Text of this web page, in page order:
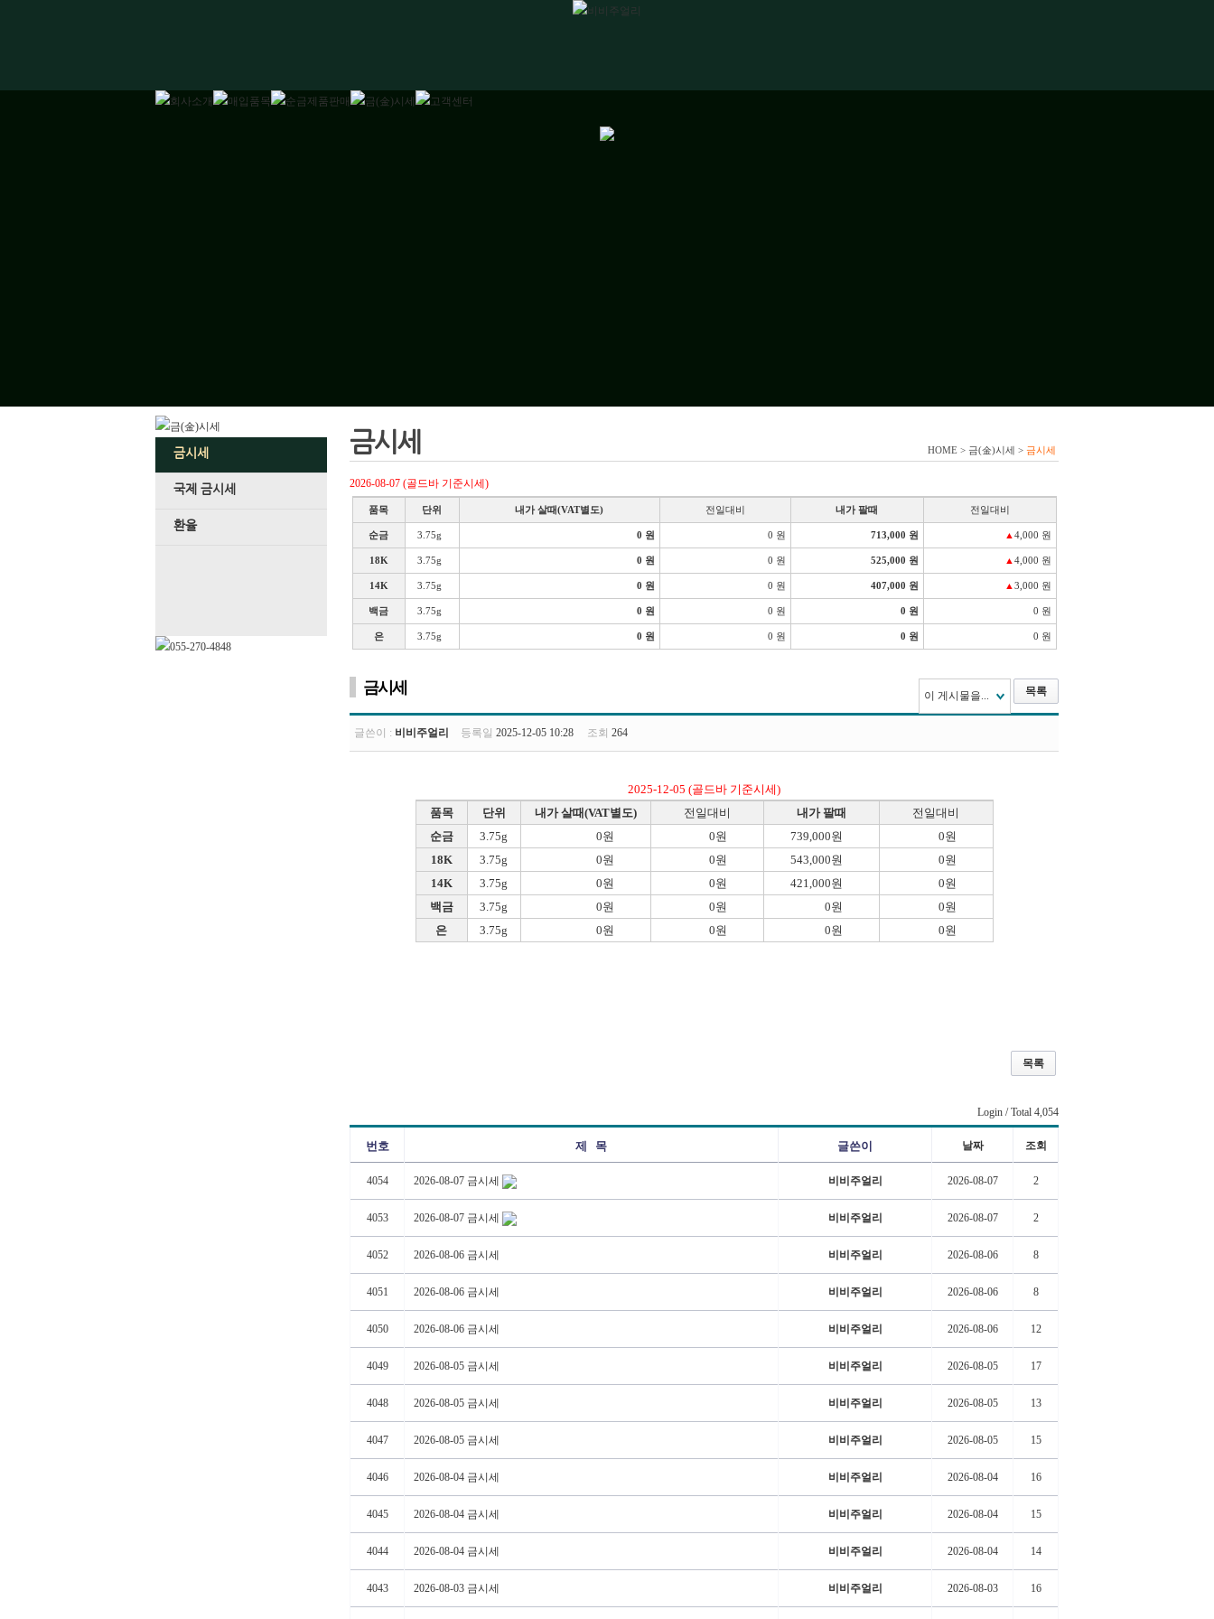
금시세
국제 금시세
환율
금시세 HOME > 금(金)시세 > 금시세
2026-08-07 (골드바 기준시세)
품목 단위 내가 살때(VAT별도) 전일대비 내가 팔때 전일대비
순금 3.75g 0 원 0 원 713,000 원 ▲ 4,000 원
18K 3.75g 0 원 0 원 525,000 원 ▲ 4,000 원
14K 3.75g 0 원 0 원 407,000 원 ▲ 3,000 원
백금 3.75g 0 원 0 원 0 원 0 원
은 3.75g 0 원 0 원 0 원 0 원
금시세 이 게시물을... 목록
글쓴이 : 비비주얼리 등록일 2025-12-05 10:28 조회 264
2025-12-05 (골드바 기준시세)
품목
단위 내가 살때(VAT별도) 전일대비 내가 팔때
전일대비
순금
3.75g 0원 0원 739,000원
0원
18K
3.75g 0원 0원 543,000원
0원
14K
3.75g 0원 0원 421,000원
0원
백금
3.75g 0원 0원 0원
0원
은
3.75g 0원 0원 0원 0원
목록
Login / Total 4,054
번호 제 목 글쓴이 날짜 조회
4054 2026-08-07 금시세 비비주얼리 2026-08-07 2
4053 2026-08-07 금시세 비비주얼리 2026-08-07 2
4052 2026-08-06 금시세 비비주얼리 2026-08-06 8
4051 2026-08-06 금시세 비비주얼리 2026-08-06 8
4050 2026-08-06 금시세 비비주얼리 2026-08-06 12
4049 2026-08-05 금시세 비비주얼리 2026-08-05 17
4048 2026-08-05 금시세 비비주얼리 2026-08-05 13
4047 2026-08-05 금시세 비비주얼리 2026-08-05 15
4046 2026-08-04 금시세 비비주얼리 2026-08-04 16
4045 2026-08-04 금시세 비비주얼리 2026-08-04 15
4044 2026-08-04 금시세 비비주얼리 2026-08-04 14
4043 2026-08-03 금시세 비비주얼리 2026-08-03 16